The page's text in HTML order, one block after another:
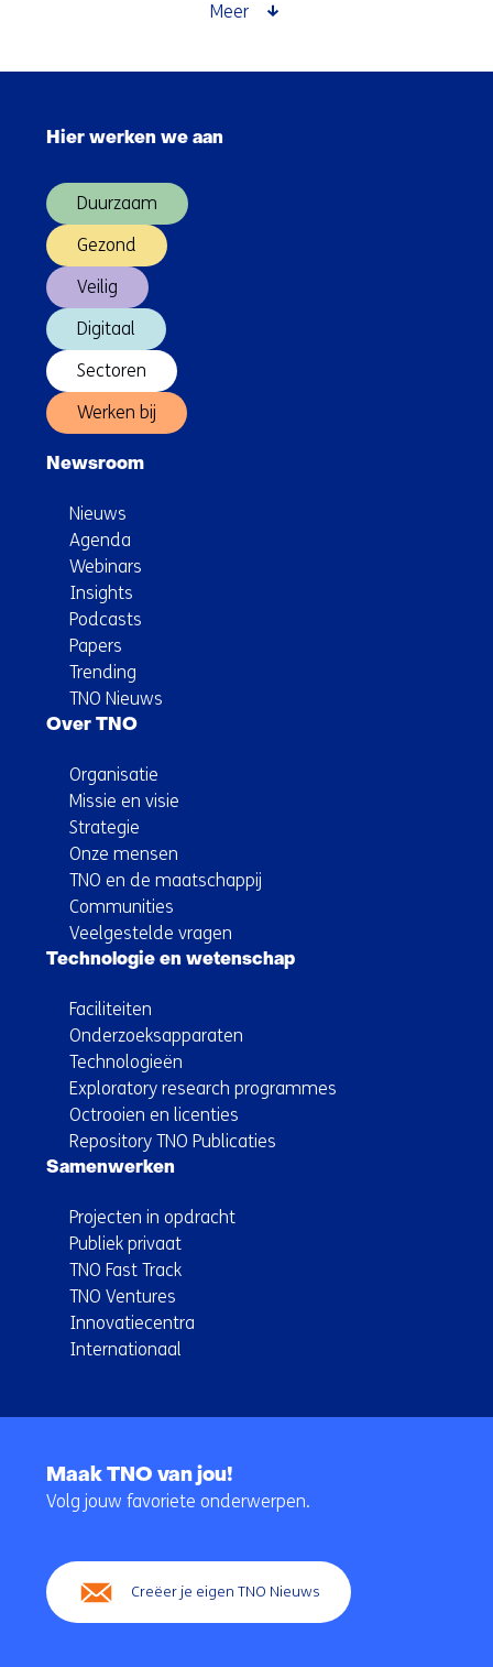
Meer
Hier werken we aan
Duurzaam
Gezond
Veilig
Digitaal
Sectoren
Werken bij
Newsroom
Nieuws
Agenda
Webinars
Insights
Podcasts
Papers
Trending
TNO Nieuws
Over TNO
Organisatie
Missie en visie
Strategie
Onze mensen
TNO en de maatschappij
Communities
Veelgestelde vragen
Technologie en wetenschap
Faciliteiten
Onderzoeksapparaten
Technologieën
Exploratory research programmes
Octrooien en licenties
Repository TNO Publicaties
Samenwerken
Projecten in opdracht
Publiek privaat
TNO Fast Track
TNO Ventures
Innovatiecentra
Internationaal
navigatie
Maak TNO van jou!
Volg jouw favoriete onderwerpen.
Creëer je eigen TNO Nieuws